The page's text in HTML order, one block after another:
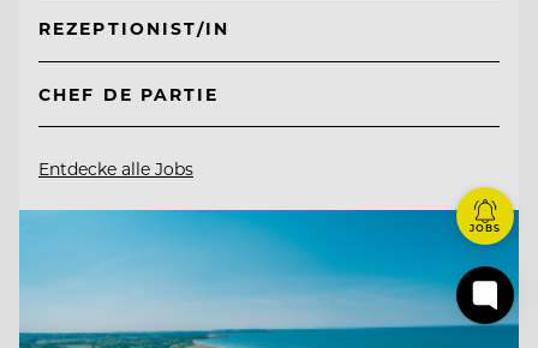
REZEPTIONIST/IN
CHEF DE PARTIE
Entdecke alle Jobs
JOBS